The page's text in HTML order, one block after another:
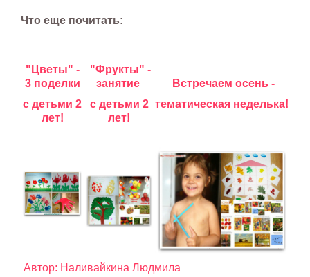
Что еще почитать:
"Цветы" -
3 поделки
с детьми 2
лет!
"Фрукты" -
занятие
с детьми 2
лет!
Встречаем осень -
тематическая неделька!
Автор: Наливайкина Людмила